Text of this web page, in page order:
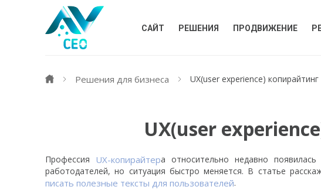
САЙТ РЕШЕНИЯ ПРОДВИЖЕНИЕ
Решения для бизнеса UX(user experience) копирайтинг
UX(user
Профессия UX-копирайтера относительно недавно
работодателей, но ситуация быстро меняется. В статье
писать полезные тексты для пользователей.